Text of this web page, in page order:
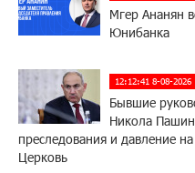
Мгер Ананян
Юнибанка
12:12:41 8-08-2026
Бывшие
Никола
преследования и давление
Церковь